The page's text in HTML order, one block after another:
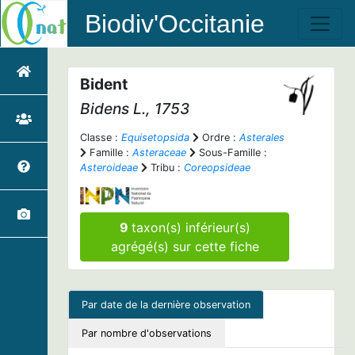
Biodiv'Occitanie
Bident
Bidens L., 1753
Classe : Equisetopsida Ordre : Asterales
Famille : Asteraceae
Sous-Famille :
Asteroideae
Tribu : Coreopsideae
9 taxon(s) inférieur(s)
agrégé(s) sur cette fiche
Par date de la dernière observation
Par nombre d'observations